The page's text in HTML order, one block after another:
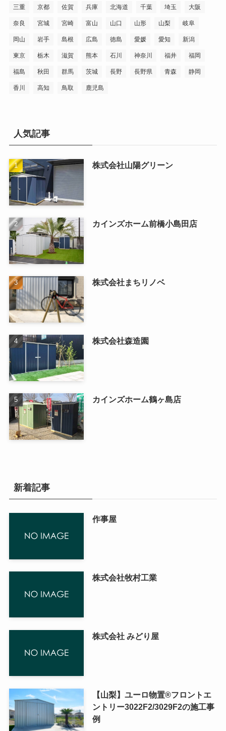
三重 京都 佐賀 兵庫 北海道 千葉 埼玉 大阪
奈良 宮城 宮崎 富山 山口 山形 山梨 岐阜
岡山 岩手 島根 広島 徳島 愛媛 愛知 新潟
東京 栃木 滋賀 熊本 石川 神奈川 福井 福岡
福島 秋田 群馬 茨城 長野 長野県 青森 静岡
香川 高知 鳥取 鹿児島
人気記事
株式会社山陽グリーン
カインズホーム前橋小島田店
株式会社まちリノベ
株式会社森造園
カインズホーム鶴ヶ島店
新着記事
作事屋
株式会社牧村工業
株式会社 みどり屋
【山梨】ユーロ物置®フロントエ
ントリー3022F2/3029F2の施工事
例